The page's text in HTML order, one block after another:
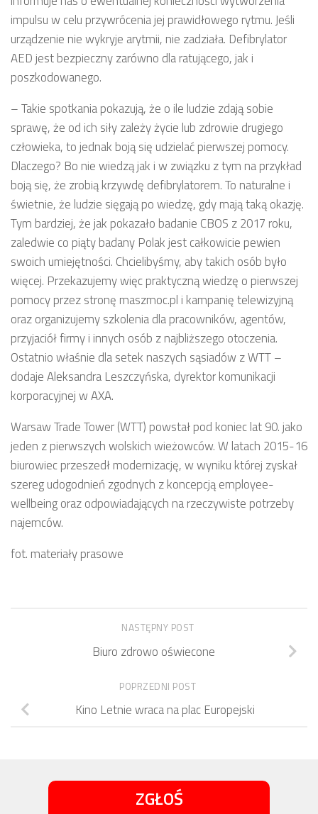
impulsu w celu przywrócenia jej prawidłowego rytmu. Jeśli
urządzenie nie wykryje arytmii, nie zadziała. Defibrylator
AED jest bezpieczny zarówno dla ratującego, jak i
poszkodowanego.
– Takie spotkania pokazują, że o ile ludzie zdają sobie
sprawę, że od ich siły zależy życie lub zdrowie drugiego
człowieka, to jednak boją się udzielać pierwszej pomocy.
Dlaczego? Bo nie wiedzą jak i w związku z tym na przykład
boją się, że zrobią krzywdę defibrylatorem. To naturalne i
świetnie, że ludzie sięgają po wiedzę, gdy mają taką okazję.
Tym bardziej, że jak pokazało badanie CBOS z 2017 roku,
zaledwie co piąty badany Polak jest całkowicie pewien
swoich umiejętności. Chcielibyśmy, aby takich osób było
więcej. Przekazujemy więc praktyczną wiedzę o pierwszej
pomocy przez stronę maszmoc.pl i kampanię telewizyjną
oraz organizujemy szkolenia dla pracowników, agentów,
przyjaciół firmy i innych osób z najbliższego otoczenia.
Ostatnio właśnie dla setek naszych sąsiadów z WTT –
dodaje Aleksandra Leszczyńska, dyrektor komunikacji
korporacyjnej w AXA.
Warsaw Trade Tower (WTT) powstał pod koniec lat 90. jako
jeden z pierwszych wolskich wieżowców. W latach 2015-16
biurowiec przeszedł modernizację, w wyniku której zyskał
szereg udogodnień zgodnych z koncepcją employee-
wellbeing oraz odpowiadających na rzeczywiste potrzeby
najemców.
fot. materiały prasowe
NASTĘPNY POST
Biuro zdrowo oświecone
POPRZEDNI POST
Kino Letnie wraca na plac Europejski
ZGŁOŚ